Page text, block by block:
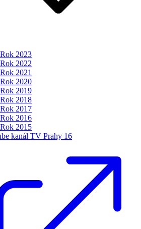
Rok 2023
Rok 2022
Rok 2021
Rok 2020
Rok 2019
Rok 2018
Rok 2017
Rok 2016
Rok 2015
kanál TV Prahy 16